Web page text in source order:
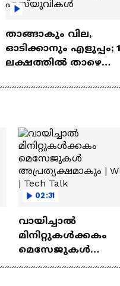
താങ്ങാകും വില,
ഓടിക്കാനും എളുപ്പം;
ലക്ഷത്തിൽ താഴെ
എസ്‍യുവികൾ
02:31
വായിച്ചാൽ
മിനിറ്റുകൾക്കകം
മെസേജുകള്‍